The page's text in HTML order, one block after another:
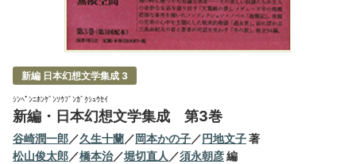
新編 日本幻想文学集成 3
ｼﾝﾍﾟﾝﾆﾎﾝｹﾞﾝｿｳﾌﾞﾝｶﾞｸｼｭｳｾｲ
新編・日本幻想文学集成 第3巻
谷崎潤一郎／久生十蘭／岡本かの子／円地文子著
松山俊太郎／橋本治／堀切直人 ／須永朝彦編